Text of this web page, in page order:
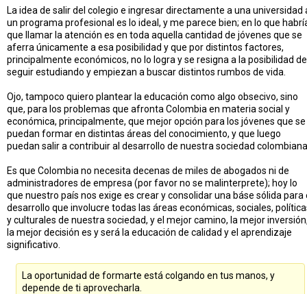
La idea de salir del colegio e ingresar directamente a una universidad
un programa profesional es lo ideal, y me parece bien; en lo que
que llamar la atención es en toda aquella cantidad de jóvenes que se
aferra únicamente a esa posibilidad y que por distintos factores,
principalmente económicos, no lo logra y se resigna a la posibilidad de
seguir estudiando y empiezan a buscar distintos rumbos de vida.
Ojo, tampoco quiero plantear la educación como algo obsecivo, sino
que, para los problemas que afronta Colombia en materia social y
económica, principalmente, que mejor opción para los jóvenes que se
puedan formar en distintas áreas del conocimiento, y que luego
puedan salir a contribuir al desarrollo de nuestra sociedad
Es que Colombia no necesita decenas de miles de abogados ni de
administradores de empresa (por favor no se malinterprete); hoy lo
que nuestro país nos exige es crear y consolidar una báse sólida para
desarrollo que involucre todas las áreas económicas, sociales,
y culturales de nuestra sociedad, y el mejor camino, la mejor
la mejor decisión es y será la educación de calidad y el aprendizaje
significativo.
La oportunidad de formarte está colgando en tus manos, y
depende de ti aprovecharla.